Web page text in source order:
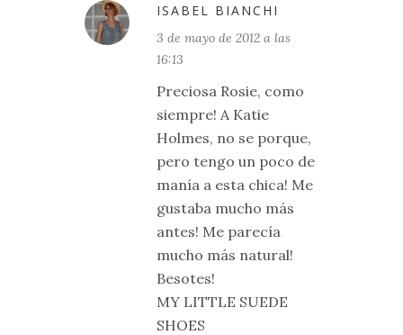
ISABEL BIANCHI
3 de mayo de 2012 a las
16:13
Preciosa Rosie, como
siempre! A Katie
Holmes, no se porque,
pero tengo un poco de
manía a esta chica! Me
gustaba mucho más
antes! Me parecía
mucho más natural!
Besotes!
MY LITTLE SUEDE
SHOES